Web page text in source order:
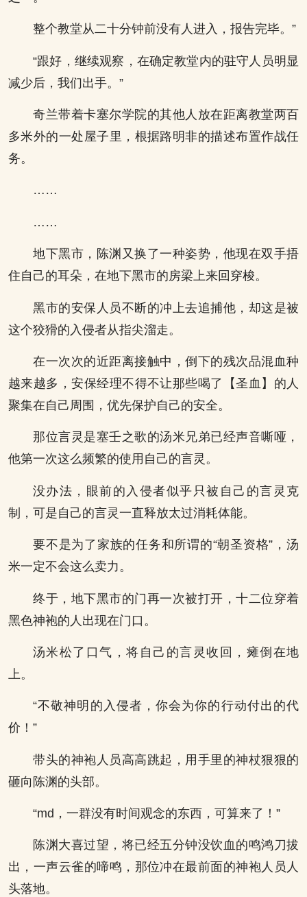
整个教堂从二十分钟前没有人进入，报告完毕。”
“跟好，继续观察，在确定教堂内的驻守人员明显
减少后，我们出手。”
奇兰带着卡塞尔学院的其他人放在距离教堂两百
多米外的一处屋子里，根据路明非的描述布置作战任
务。
……
……
地下黑市，陈渊又换了一种姿势，他现在双手捂
住自己的耳朵，在地下黑市的房梁上来回穿梭。
黑市的安保人员不断的冲上去追捕他，却这是被
这个狡猾的入侵者从指尖溜走。
在一次次的近距离接触中，倒下的残次品混血种
越来越多，安保经理不得不让那些喝了【圣血】的人
聚集在自己周围，优先保护自己的安全。
那位言灵是塞壬之歌的汤米兄弟已经声音嘶哑，
他第一次这么频繁的使用自己的言灵。
没办法，眼前的入侵者似乎只被自己的言灵克
制，可是自己的言灵一直释放太过消耗体能。
要不是为了家族的任务和所谓的“朝圣资格”，汤
米一定不会这么卖力。
终于，地下黑市的门再一次被打开，十二位穿着
黑色神袍的人出现在门口。
汤米松了口气，将自己的言灵收回，瘫倒在地
上。
“不敬神明的入侵者，你会为你的行动付出的代
价！”
带头的神袍人员高高跳起，用手里的神杖狠狠的
砸向陈渊的头部。
“md，一群没有时间观念的东西，可算来了！”
陈渊大喜过望，将已经五分钟没饮血的鸣鸿刀拔
出，一声云雀的啼鸣，那位冲在最前面的神袍人员人
头落地。